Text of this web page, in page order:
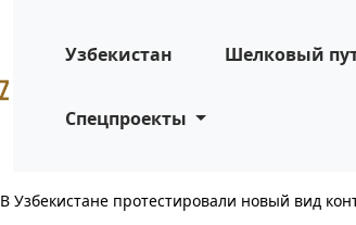
Узбекистан Шелковый
Спецпроекты
В Узбекистане протестировали новый вид